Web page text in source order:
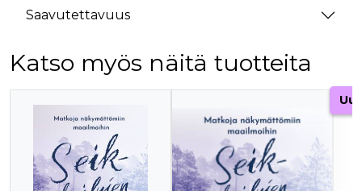
Saavutettavuus
Katso myös näitä tuotteita
Tuoteluettelon alku